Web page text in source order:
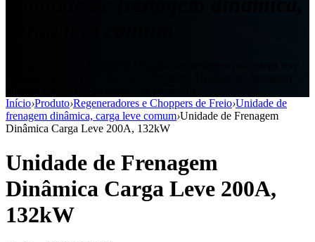
Início›Produto›Regeneradores e Choppers de Freio›Unidade de
frenagem dinâmica, carga leve comum›Unidade de Frenagem
Dinâmica Carga Leve 200A, 132kW
Unidade de Frenagem
Dinâmica Carga Leve 200A,
132kW